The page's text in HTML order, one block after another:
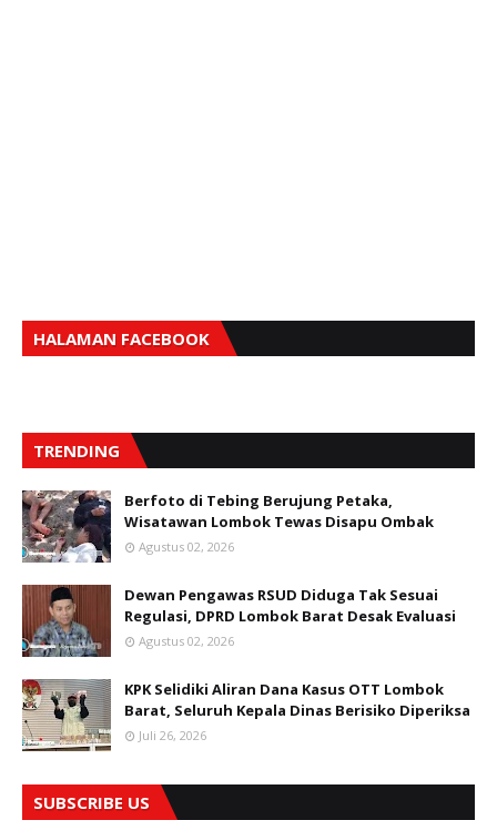
HALAMAN FACEBOOK
TRENDING
Berfoto di Tebing Berujung Petaka,
Wisatawan Lombok Tewas Disapu Ombak
Agustus 02, 2026
Dewan Pengawas RSUD Diduga Tak Sesuai
Regulasi, DPRD Lombok Barat Desak Evaluasi
Agustus 02, 2026
KPK Selidiki Aliran Dana Kasus OTT Lombok
Barat, Seluruh Kepala Dinas Berisiko Diperiksa
Juli 26, 2026
SUBSCRIBE US